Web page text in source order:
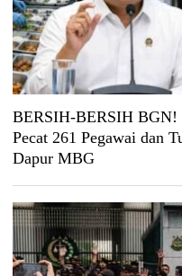
BERSIH-BERSIH BGN!
Pecat 261 Pegawai dan
Dapur MBG